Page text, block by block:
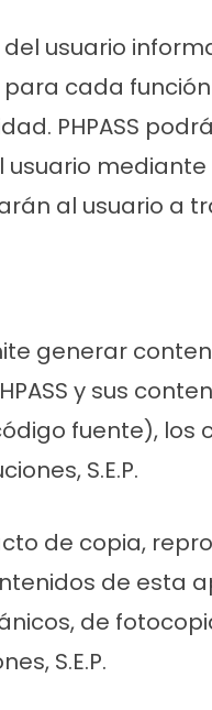
usuario
cada
PHPASS
al usuario a
generar
y sus
fuente),
S.E.P.
de copia,
de esta
de
S.E.P.